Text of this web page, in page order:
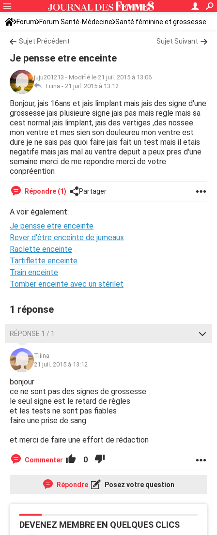
Forum Forum Santé-Médecine Santé féminine et grossesse
Sujet Précédent Sujet Suivant
Je pensse etre enceinte
juju201213 - Modifié le 21 juil. 2015 à 13:06
Tiiina - 21 juil. 2015 à 13:12
Bonjour, jais 16ans et jais limplant mais jais des signe d'une
grossesse jais plusieure signe jais pas mais regle mais sa
cest normal jais limplant, jais des vertiges ,des nossee
mon ventre et mes sien son douleureu mon ventre est
dure je ne sais pas quoi faire jais fait un test mais il etais
negatife mais jais mal au ventre depuit a peux pres d'une
semaine merci de me repondre merci de votre
conpréention
Répondre (1) Partager
A voir également:
Je pensse etre enceinte
Rever d'être enceinte de jumeaux
Raclette enceinte
Tartiflette enceinte
Train enceinte
Tomber enceinte avec un stérilet
1 réponse
RÉPONSE 1 / 1
Tiiina
21 juil. 2015 à 13:12
bonjour
ce ne sont pas des signes de grossesse
le seul signe est le retard de règles
et les tests ne sont pas fiables
faire une prise de sang
et merci de faire une effort de rédaction
Commenter 0
Répondre Posez votre question
DEVENEZ MEMBRE EN QUELQUES CLICS